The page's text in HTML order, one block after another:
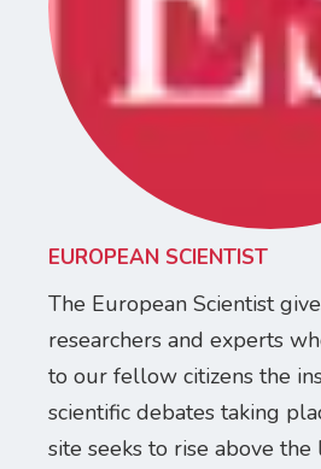
EUROPEAN SCIENTIST
The European Scientist
researchers and experts
to our fellow citizens the
scientific debates taking
site seeks to rise above